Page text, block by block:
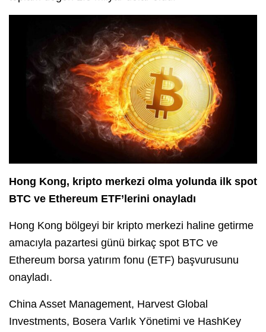
Hong Kong, kripto merkezi olma yolunda ilk spot
BTC ve Ethereum ETF’lerini onayladı
Hong Kong bölgeyi bir kripto merkezi haline getirme
amacıyla pazartesi günü birkaç spot BTC ve
Ethereum borsa yatırım fonu (ETF) başvurusunu
onayladı.
China Asset Management, Harvest Global
Investments, Bosera Varlık Yönetimi ve HashKey